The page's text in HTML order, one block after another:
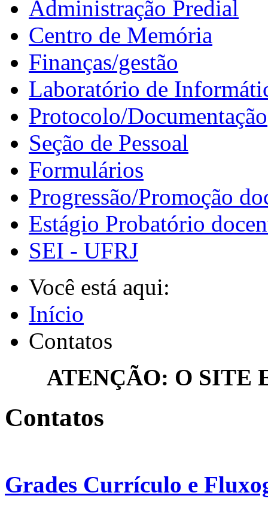
Administração Predial
Centro de Memória
Finanças/gestão
Laboratório de
Protocolo/Documentação
Seção de Pessoal
Formulários
Progressão/Promoção
Estágio Probatório
SEI - UFRJ
Você está aqui:
Início
Contatos
ATENÇÃO: O SITE
Contatos
Grades Currículo e